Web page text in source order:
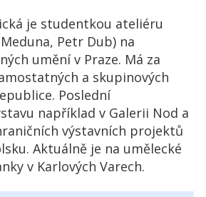
je studentkou ateliéru
Petr Dub) na
umění v Praze. Má za
a skupinových
Poslední
například v Galerii Nod a
výstavních projektů
Aktuálně je na umělecké
v Karlových Varech.